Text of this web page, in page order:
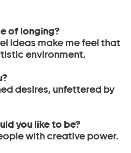
of longing?
ideas make me feel that
environment.
desires, unfettered by
you like to be?
with creative power.